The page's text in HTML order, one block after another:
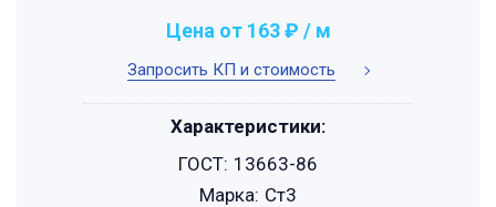
Запросить КП и стоимость
Цена от 163 ₽ / м
Характеристики:
ГОСТ: 13663-86
Марка: Ст3